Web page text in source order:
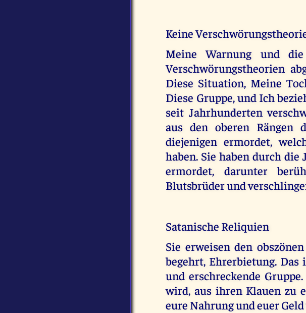
Keine
Meine Warnung und
Verschwörungstheorien
Diese Situation, Meine
Diese Gruppe, und Ich
seit Jahrhunderten
aus den oberen Rängen
diejenigen ermordet,
haben. Sie haben durch
ermordet, darunter
Blutsbrüder und
Satanische Reliquien
Sie erweisen den
begehrt, Ehrerbietung.
und erschreckende
wird, aus ihren Klauen zu
eure Nahrung und euer